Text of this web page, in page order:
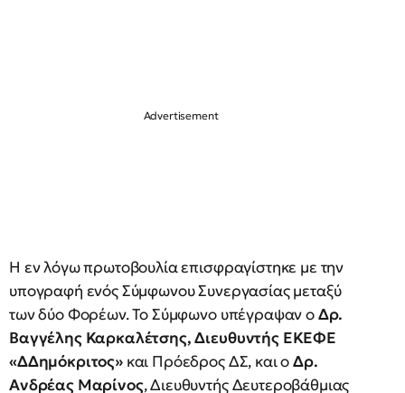
Η εν λόγω πρωτοβουλία επισφραγίστηκε με την
υπογραφή ενός Σύμφωνου Συνεργασίας μεταξύ
των δύο Φορέων. Το Σύμφωνο υπέγραψαν οΔρ.
Βαγγέλης Καρκαλέτσης, Διευθυντής ΕΚΕΦΕ
«ΔΔημόκριτος» και Πρόεδρος ΔΣ, και οΔρ.
Ανδρέας Μαρίνος, Διευθυντής Δευτεροβάθμιας